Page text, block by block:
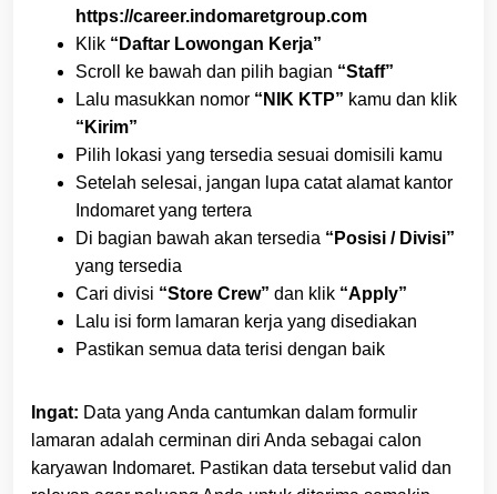
https://career.indomaretgroup.com
Klik “Daftar Lowongan Kerja”
Scroll ke bawah dan pilih bagian “Staff”
Lalu masukkan nomor “NIK KTP” kamu dan klik
“Kirim”
Pilih lokasi yang tersedia sesuai domisili kamu
Setelah selesai, jangan lupa catat alamat kantor
Indomaret yang tertera
Di bagian bawah akan tersedia “Posisi / Divisi”
yang tersedia
Cari divisi “Store Crew” dan klik “Apply”
Lalu isi form lamaran kerja yang disediakan
Pastikan semua data terisi dengan baik
Ingat: Data yang Anda cantumkan dalam formulir
lamaran adalah cerminan diri Anda sebagai calon
karyawan Indomaret. Pastikan data tersebut valid dan